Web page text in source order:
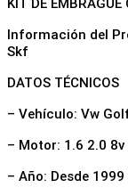
KIT DE EMBRAGUE
Información del
Skf
DATOS TÉCNICOS
– Vehículo: Vw
– Motor: 1.6 2.0 8v
– Año: Desde 1999